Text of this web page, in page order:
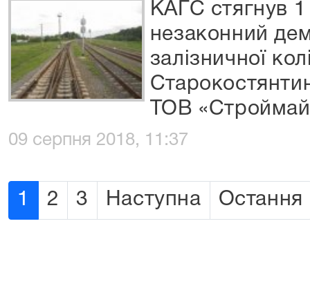
КАГС стягнув
незаконний
залізничної
ТОВ
09 серпня 2018, 11:37
1 2 3 Наступна Остання